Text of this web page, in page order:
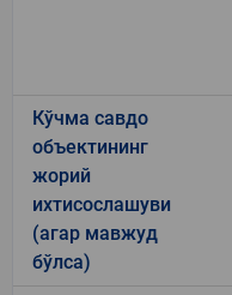
Кўчма савдо
объектининг
жорий
ихтисослашуви
(агар мавжуд
бўлса)